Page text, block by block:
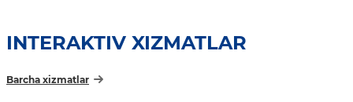
INTERAKTIV XIZMATLAR
Barcha xizmatlar